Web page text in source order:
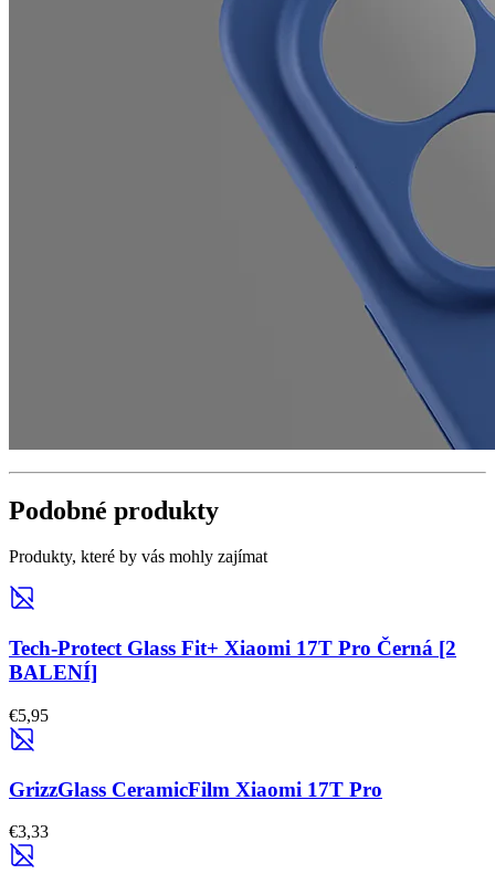
Podobné produkty
Produkty, které by vás mohly zajímat
Tech-Protect Glass Fit+ Xiaomi 17T Pro Černá [2
BALENÍ]
€5,95
GrizzGlass CeramicFilm Xiaomi 17T Pro
€3,33